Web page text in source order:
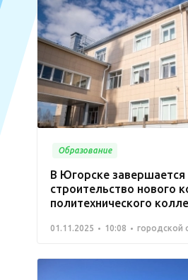
Образование
В Югорске завершается
строительство нового
политехнического
01.11.2025 10:08 городской